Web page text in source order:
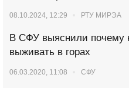
08.10.2024, 12:29 РТУ МИРЭА
В СФУ выяснили почему
выживать в горах
06.03.2020, 11:08 СФУ